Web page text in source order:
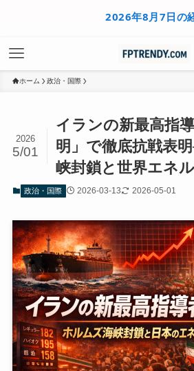
2026年8月7日の経済ニュ
ホーム 政治・国際
イランの新最高指
明」で徹底抗戦表
峡封鎖と世界エネ
2026
5/01
政治・国際 2026-03-13 2026-05-01